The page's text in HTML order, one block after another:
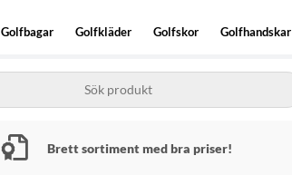
Golfbagar Golfkläder Golfskor Golfhandskar
Brett sortiment med bra priser!